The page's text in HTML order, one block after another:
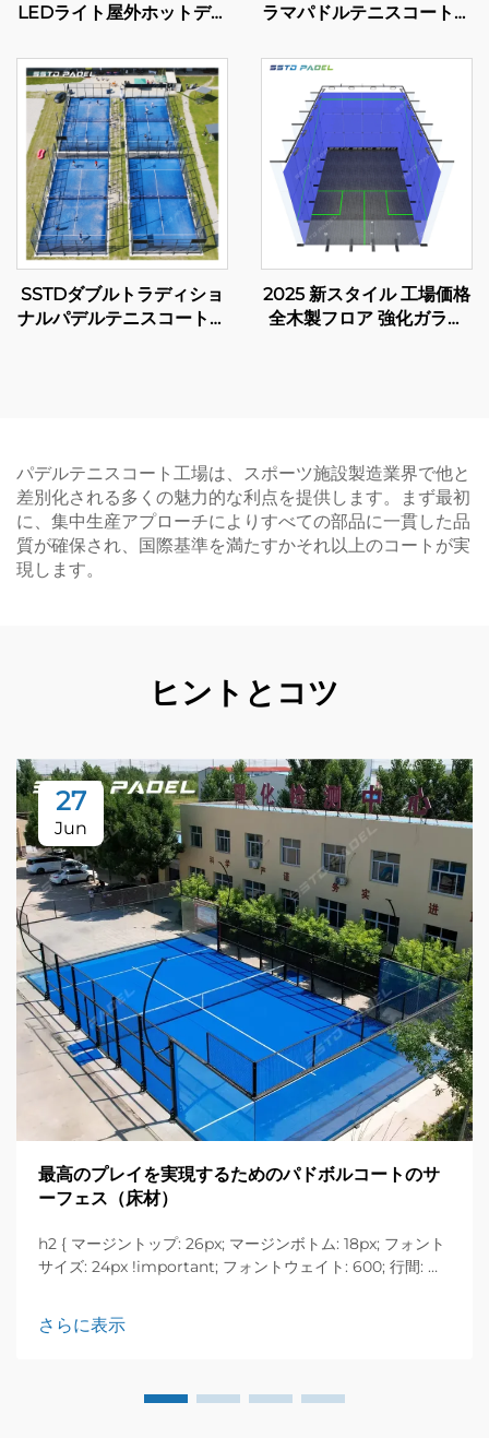
LEDライト屋外ホットディ
ーパノラマパドルコート
001-1
ラマパドルテニスコートプ
クラシックパデルコートア
ドバンステクノロジーfor
パデルクラブ001-2
SSTDダブルトラディショ
ナルパデルテニスコートサ
2025 新スタイル 工場価格
全木製フロア 強化ガラス
パデルテニスコート工場は、スポーツ施設製造業界で他と
差別化される多くの魅力的な利点を提供します。まず最初
に、集中生産アプローチによりすべての部品に一貫した品
質が確保され、国際基準を満たすかそれ以上のコートが実
現します。
ヒントとコツ
27
Jun
最高のプレイを実現するためのパドボルコートのサ
ーフェス（床材）
h2 { マージントップ: 26px; マージンボトム: 18px; フォント
サイズ: 24px !important; フォントウェイト: 600; 行間: 通
ントサイズ: 20px !important; フォントウェイト: 600; 行
間: ...}
さらに表示